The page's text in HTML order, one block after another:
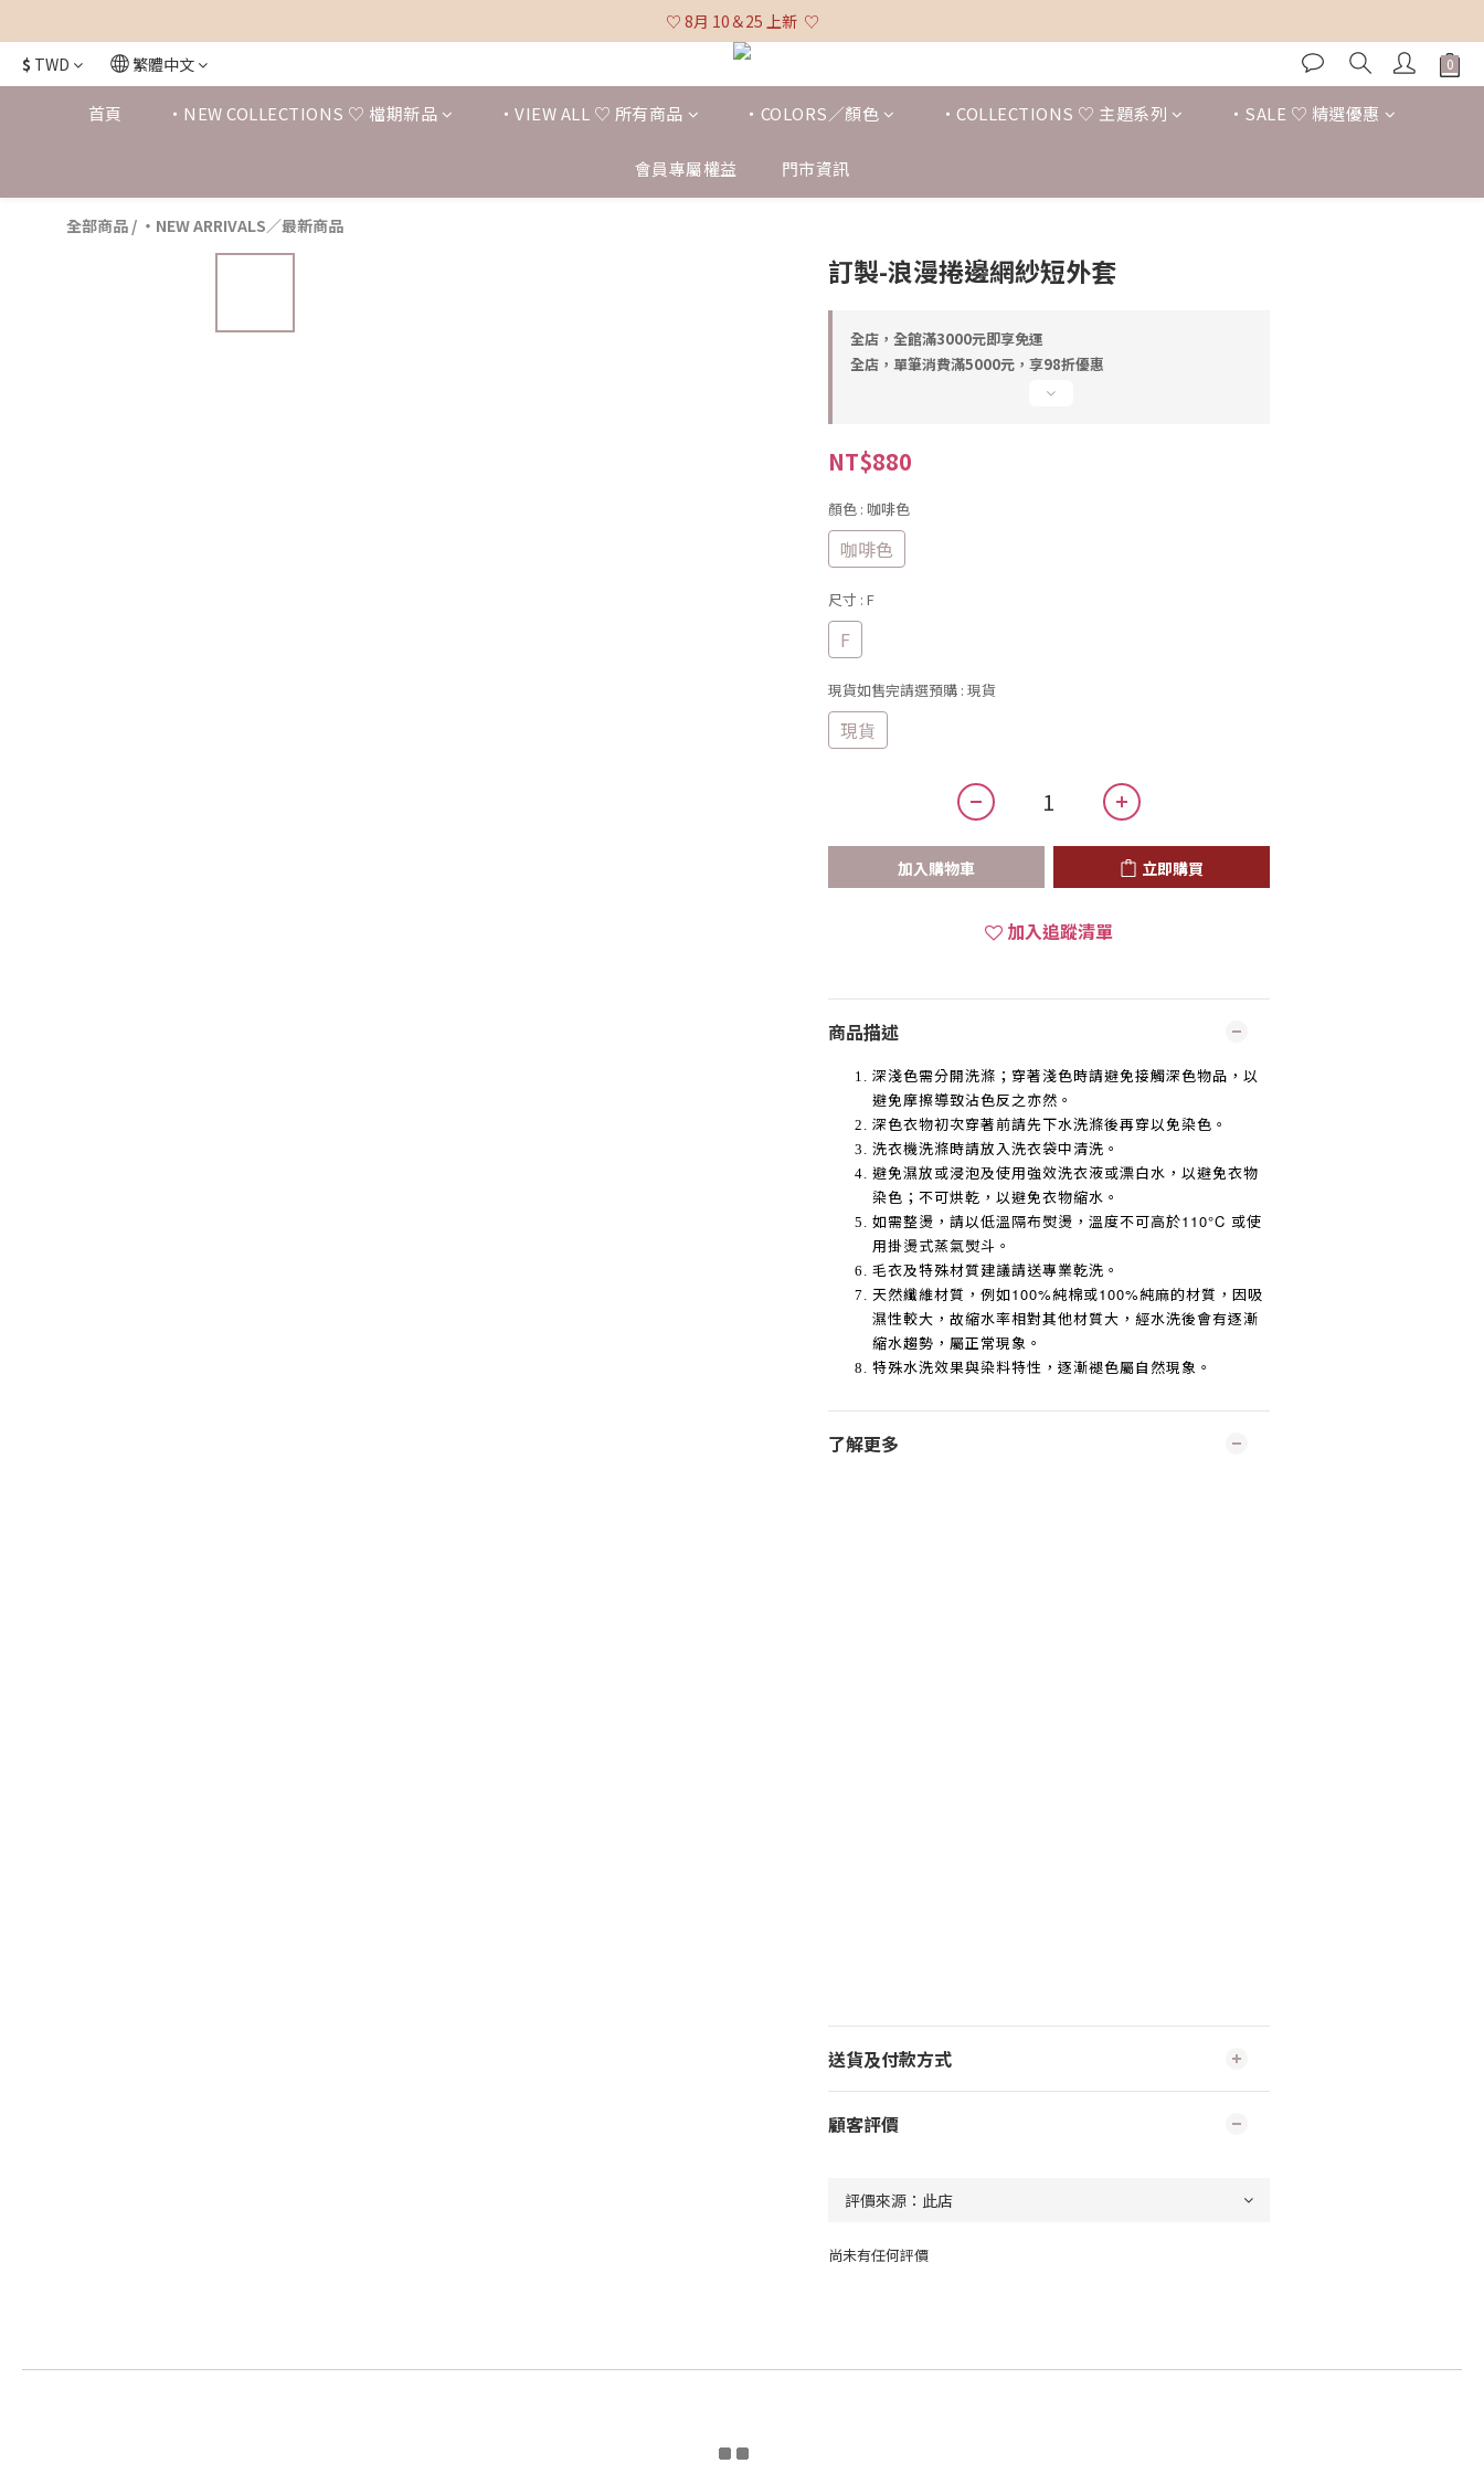
♡ 全館消費滿 $3,000 免運 (不含貨到付款及海外配送) ♡
♡ 8月 10＆25 上新  ♡
♡ 全館消費滿 $3,000 免運 (不含貨到付款及海外配送) ♡
$ TWD 繁體中文
首頁 ・NEW COLLECTIONS ♡ 檔期新品 ・VIEW ALL ♡ 所有商品 ・COLORS／顏色 ・COLLECTIONS ♡ 主題系列 ・SALE ♡ 精選優惠
會員專屬權益 門市資訊
全部商品 / ・NEW ARRIVALS／最新商品
訂製-浪漫捲邊網紗短外套
全店，全館滿3000元即享免運
全店，單筆消費滿5000元，享98折優惠
NT$880
顏色 : 咖啡色
咖啡色
尺寸 : F
F
現貨如售完請選預購 : 現貨
現貨
加入購物車 立即購買
加入追蹤清單
商品描述
深淺色需分開洗滌；穿著淺色時請避免接觸深色物品，以
避免摩擦導致沾色反之亦然。
深色衣物初次穿著前請先下水洗滌後再穿以免染色。
洗衣機洗滌時請放入洗衣袋中清洗。
避免濕放或浸泡及使用強效洗衣液或漂白水，以避免衣物
染色；不可烘乾，以避免衣物縮水。
如需整燙，請以低溫隔布熨燙，溫度不可高於110°C 或使
用掛燙式蒸氣熨斗。
毛衣及特殊材質建議請送專業乾洗。
天然纖維材質，例如100%純棉或100%純麻的材質，因吸
濕性較大，故縮水率相對其他材質大，經水洗後會有逐漸
縮水趨勢，屬正常現象。
特殊水洗效果與染料特性，逐漸褪色屬自然現象。
了解更多
送貨及付款方式
顧客評價
尚未有任何評價